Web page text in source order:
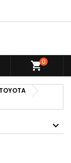
shopping_cart0